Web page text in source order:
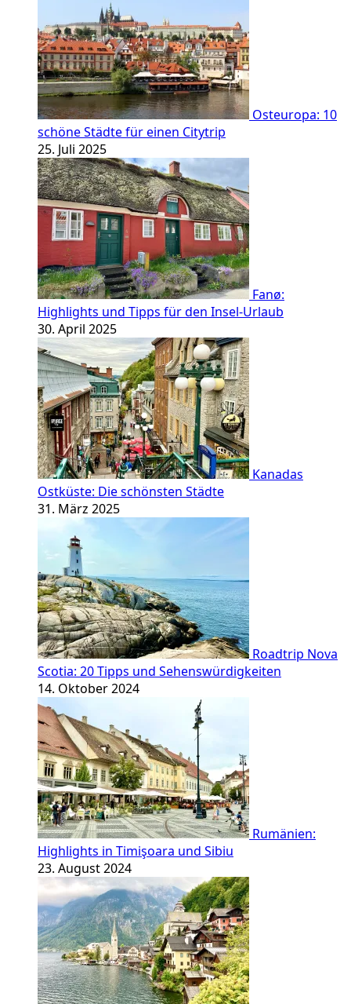
Osteuropa: 10
schöne Städte für einen Citytrip
25. Juli 2025
Fanø:
Highlights und Tipps für den Insel-Urlaub
30. April 2025
Kanadas
Ostküste: Die schönsten Städte
31. März 2025
Roadtrip Nova
Scotia: 20 Tipps und Sehenswürdigkeiten
14. Oktober 2024
Rumänien:
Highlights in Timişoara und Sibiu
23. August 2024